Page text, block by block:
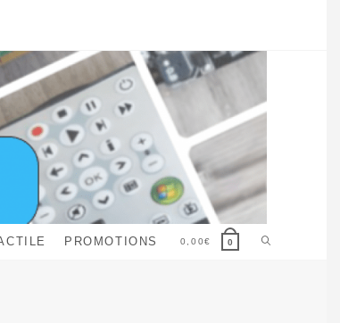
PROMOTIONS 0,00€ 0 Toggle